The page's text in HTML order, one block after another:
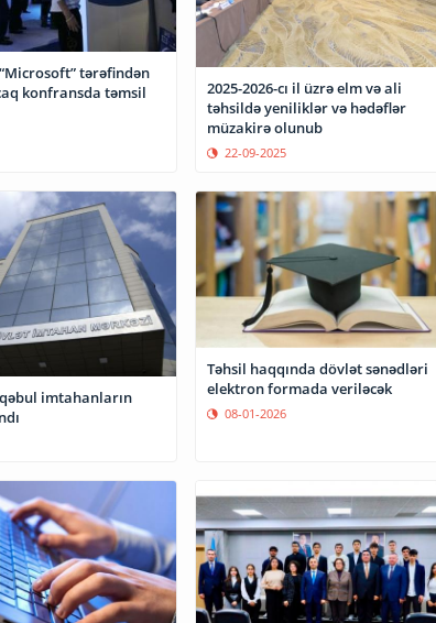
tərəfindən
konfransda təmsil
2025-2026-cı il üzrə elm və ali
təhsildə yeniliklər və hədəflər
müzakirə olunub
22-09-2025
qəbul imtahanların
Təhsil haqqında dövlət sənədləri
elektron formada veriləcək
08-01-2026